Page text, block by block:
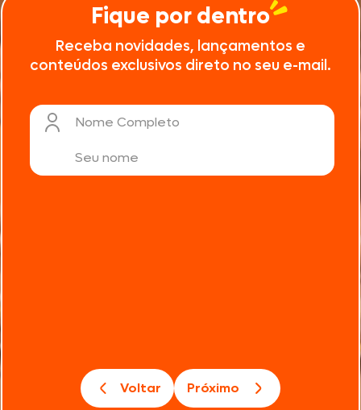
Fique por dentro
Receba novidades, lançamentos e
conteúdos exclusivos direto no seu e-mail.
Nome Completo
Voltar Próximo